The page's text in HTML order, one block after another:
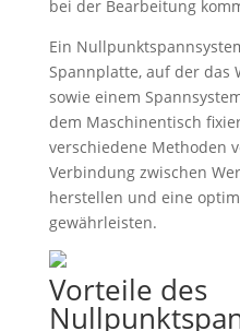
bei der Bearbeitung
Ein
Spannplatte, auf der das
sowie einem
dem Maschinentisch
verschiedene Methoden
Verbindung zwischen
herstellen und eine
gewährleisten.
Vorteile des